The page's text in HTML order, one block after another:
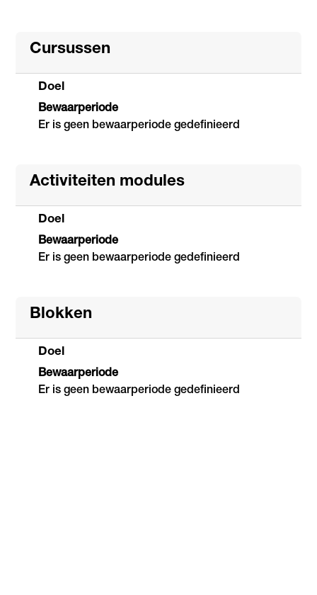
Cursussen
Doel
Bewaarperiode
Er is geen bewaarperiode gedefinieerd
Activiteiten modules
Doel
Bewaarperiode
Er is geen bewaarperiode gedefinieerd
Blokken
Doel
Bewaarperiode
Er is geen bewaarperiode gedefinieerd